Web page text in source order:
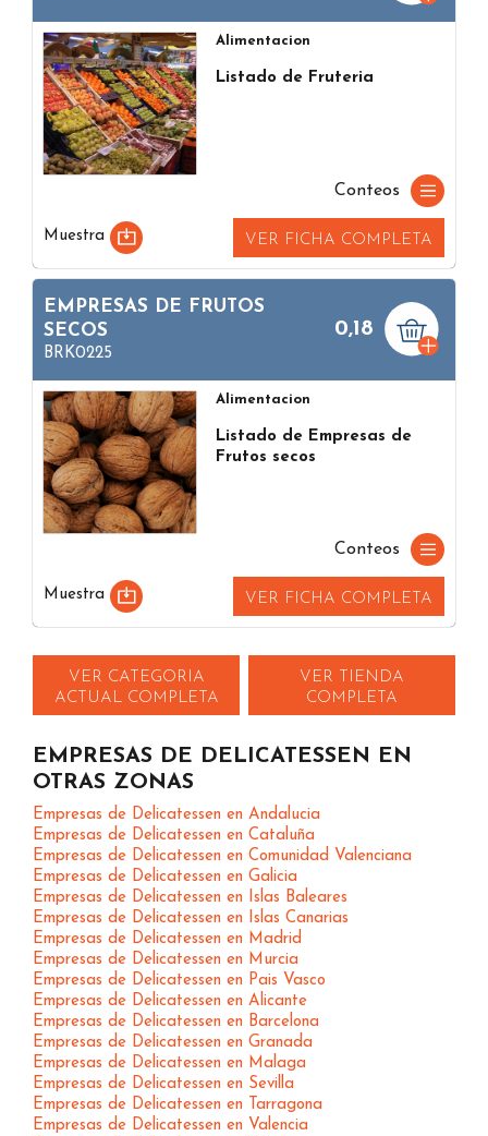
Alimentacion
Listado de Fruteria
Conteos
Muestra VER FICHA COMPLETA
EMPRESAS DE FRUTOS
SECOS
BRK0225
0,18
Alimentacion
Listado de Empresas de
Frutos secos
Conteos
Muestra VER FICHA COMPLETA
VER CATEGORIA
ACTUAL COMPLETA
VER TIENDA
COMPLETA
EMPRESAS DE DELICATESSEN EN
OTRAS ZONAS
Empresas de Delicatessen en Andalucia
Empresas de Delicatessen en Cataluña
Empresas de Delicatessen en Comunidad Valenciana
Empresas de Delicatessen en Galicia
Empresas de Delicatessen en Islas Baleares
Empresas de Delicatessen en Islas Canarias
Empresas de Delicatessen en Madrid
Empresas de Delicatessen en Murcia
Empresas de Delicatessen en Pais Vasco
Empresas de Delicatessen en Alicante
Empresas de Delicatessen en Barcelona
Empresas de Delicatessen en Granada
Empresas de Delicatessen en Malaga
Empresas de Delicatessen en Sevilla
Empresas de Delicatessen en Tarragona
Empresas de Delicatessen en Valencia